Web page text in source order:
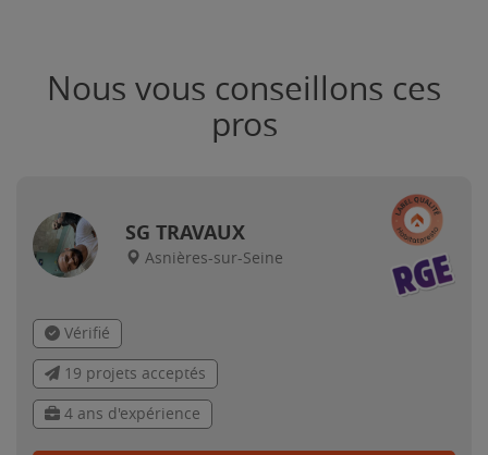
Nous vous conseillons ces
pros
SG TRAVAUX
Asnières-sur-Seine
Vérifié
19 projets acceptés
4 ans d'expérience